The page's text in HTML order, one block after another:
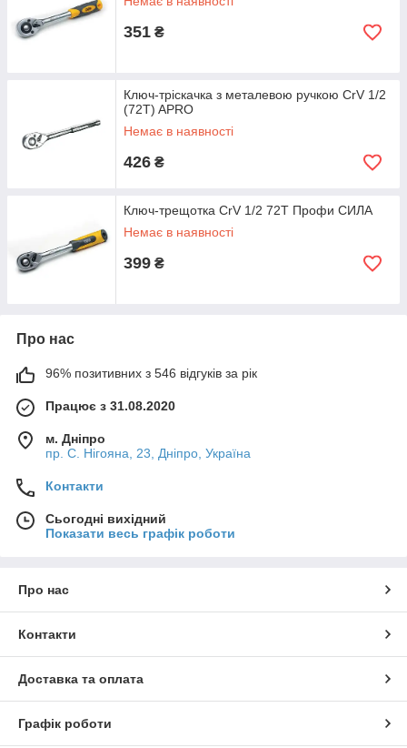
351 ₴
Ключ-тріскачка з металевою ручкою CrV 1/2
(72T) APRO
Немає в наявності
426 ₴
Ключ-трещотка CrV 1/2 72T Профи СИЛА
Немає в наявності
399 ₴
Про нас
96% позитивних з 546 відгуків за рік
Працює з 31.08.2020
м. Дніпро
пр. С. Нігояна, 23, Дніпро, Україна
Контакти
Сьогодні вихідний
Показати весь графік роботи
Про нас
Контакти
Доставка та оплата
Графік роботи